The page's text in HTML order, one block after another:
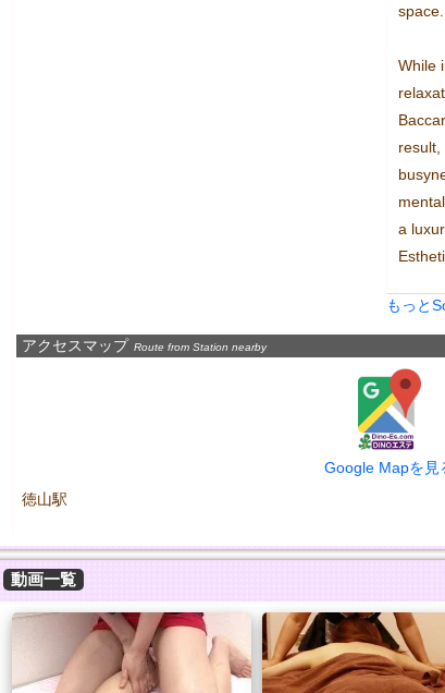
space.
While
result,
a
もっと
アクセスマップ Route from Station nearby
Google Mapを見
徳山駅
動画一覧